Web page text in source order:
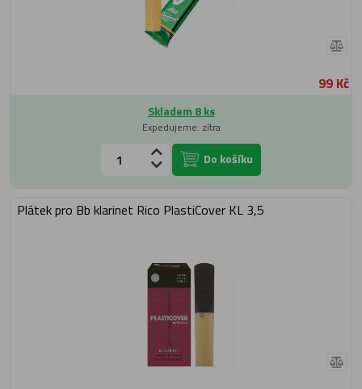
99 Kč
Skladem 8 ks
Expedujeme: zítra
Do košíku
Plátek pro Bb klarinet Rico PlastiCover KL 3,5